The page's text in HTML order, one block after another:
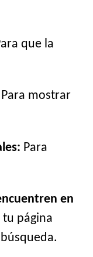
que la
Para mostrar
Para
en
tu página